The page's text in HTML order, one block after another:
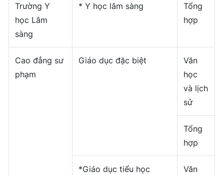
Trường Y
học Lâm
sàng
* Y học lâm sàng
Tổng
hợp
Cao đẳng sư
phạm
Giáo dục đặc biệt
Văn
học
và lịch
sử
Tổng
hợp
*Giáo dục tiểu học
Văn